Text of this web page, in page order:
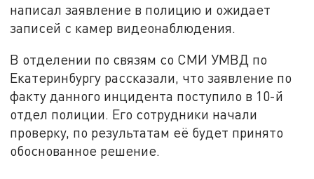
написал заявление в полицию и ожидает
записей с камер видеонаблюдения.
В отделении по связям со СМИ УМВД по
Екатеринбургу рассказали, что заявление по
факту данного инцидента поступило в 10-й
отдел полиции. Его сотрудники начали
проверку, по результатам её будет принято
обоснованное решение.